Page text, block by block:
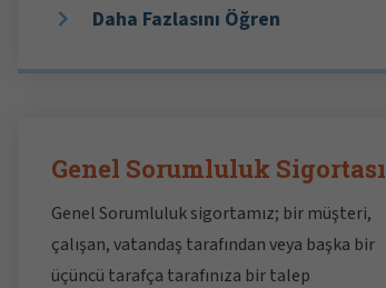
Daha Fazlasını Öğren
Genel Sorumluluk Sigortası
Genel Sorumluluk sigortamız; bir müşteri,
çalışan, vatandaş tarafından veya başka bir
üçüncü tarafça tarafınıza bir talep